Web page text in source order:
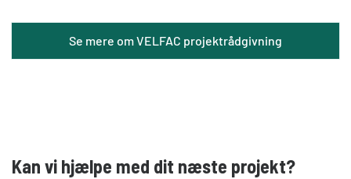
Se mere om VELFAC projektrådgivning
Kan vi hjælpe med dit næste projekt?